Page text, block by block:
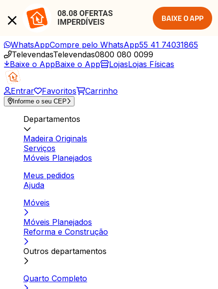
08.08 OFERTAS
IMPERDÍVEIS
BAIXE O APP
WhatsAppCompre pelo WhatsApp55 41 74031865
TelevendasTelevendas0800 080 0099
Baixe o AppBaixe o App LojasLojas Físicas
Entrar Favoritos Carrinho
Informe o seu CEP
Departamentos
Madeira Originals
Serviços
Móveis Planejados
Meus pedidos
Ajuda
Móveis
Móveis Planejados
Reforma e Construção
Outros departamentos
Quarto Completo